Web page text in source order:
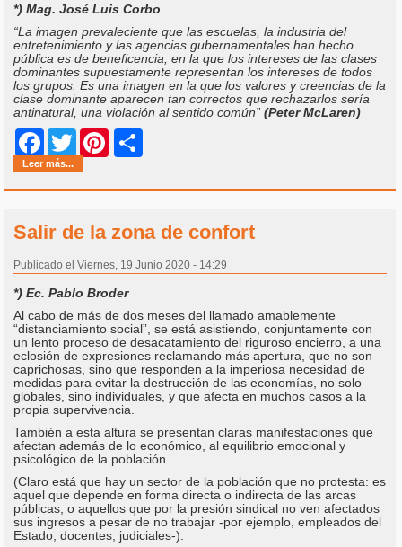
*) Mag. José Luis Corbo
“La imagen prevaleciente que las escuelas, la industria del
entretenimiento y las agencias gubernamentales han hecho
pública es de beneficencia, en la que los intereses de las clases
dominantes supuestamente representan los intereses de todos
los grupos. Es una imagen en la que los valores y creencias de la
clase dominante aparecen tan correctos que rechazarlos sería
antinatural, una violación al sentido común” (Peter McLaren)
Facebook
Twitter Pinterest
Leer más...
Salir de la zona de confort
Publicado el Viernes, 19 Junio 2020 - 14:29
*) Ec. Pablo Broder
Al cabo de más de dos meses del llamado amablemente
“distanciamiento social”, se está asistiendo, conjuntamente con
un lento proceso de desacatamiento del riguroso encierro, a una
eclosión de expresiones reclamando más apertura, que no son
caprichosas, sino que responden a la imperiosa necesidad de
medidas para evitar la destrucción de las economías, no solo
globales, sino individuales, y que afecta en muchos casos a la
propia supervivencia.
También a esta altura se presentan claras manifestaciones que
afectan además de lo económico, al equilibrio emocional y
psicológico de la población.
(Claro está que hay un sector de la población que no protesta: es
aquel que depende en forma directa o indirecta de las arcas
públicas, o aquellos que por la presión sindical no ven afectados
sus ingresos a pesar de no trabajar -por ejemplo, empleados del
Estado, docentes, judiciales-).